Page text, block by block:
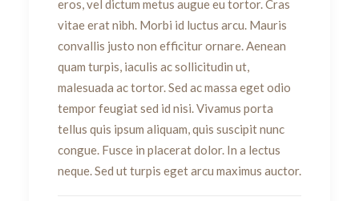
eros, vel dictum metus augue eu tortor. Cras
vitae erat nibh. Morbi id luctus arcu. Mauris
convallis justo non efficitur ornare. Aenean
quam turpis, iaculis ac sollicitudin ut,
malesuada ac tortor. Sed ac massa eget odio
tempor feugiat sed id nisi. Vivamus porta
tellus quis ipsum aliquam, quis suscipit nunc
congue. Fusce in placerat dolor. In a lectus
neque. Sed ut turpis eget arcu maximus auctor.